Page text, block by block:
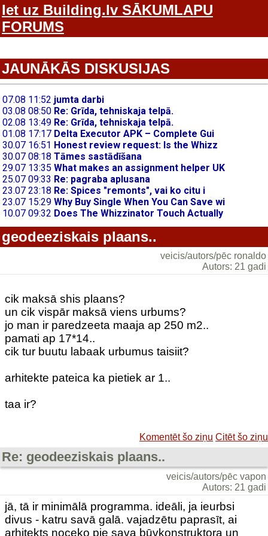
Iet uz Building.lv SĀKUMLAPU
FORUMS
JAUNĀKĀS DISKUSIJAS
geodeeziskais plaans..
veicis/autors/pēc ronaldo
Autors: 21 gadi
cik maksā shis plaans?
un cik vispār maksā viens urbums?
jo man ir paredzeeta maaja ap 250 m2..
pamati ap 17*14..
cik tur buutu labaak urbumus taisiit?
arhitekte pateica ka pietiek ar 1..
taa ir?
Komentēt šo ziņu Citēt šo ziņu
Re: geodeeziskais plaans..
veicis/autors/pēc vapon
Autors: 21 gadi
jā, tā ir minimālā programma. ideāli, ja ieurbsi
divus - katru savā galā. vajadzētu paprasīt, ai
arhitekts noceko pie sava būvkonstruktora un